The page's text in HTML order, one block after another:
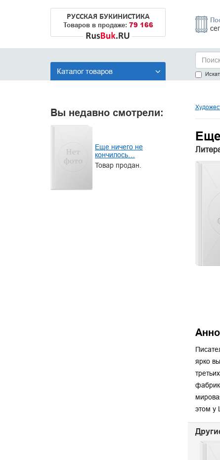
РУССКАЯ БУКИНИСТИКА
Товаров в продаже: 79 166
Каталог товаров
Вы недавно смотрели:
Еще ничего не
кончилось…
Товар продан.
ярко
этом у